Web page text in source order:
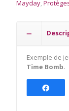
Mayday,
Exemple de
Time Bomb.